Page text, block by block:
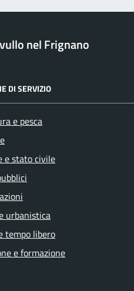
nel Frignano
DI SERVIZIO
e pesca
e stato civile
urbanistica
tempo libero
e formazione